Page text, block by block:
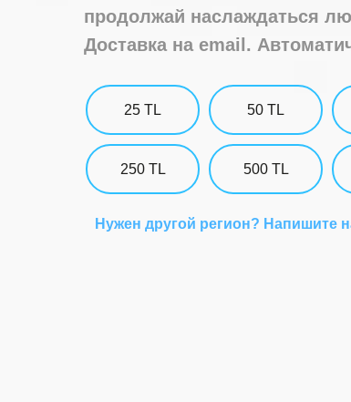
25 TL 50 TL
250 TL 500 TL
Нужен другой регион? Напишите
продолжай наслаждаться
Доставка на email.